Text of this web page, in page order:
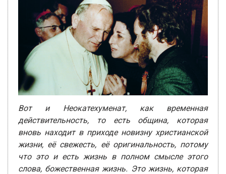
Вот и Неокатехуменат, как временная
действительность, то есть община, которая
вновь находит в приходе новизну христианской
жизни, её свежесть, её оригинальность, потому
что это и есть жизнь в полном смысле этого
слова, божественная жизнь. Это жизнь, которая